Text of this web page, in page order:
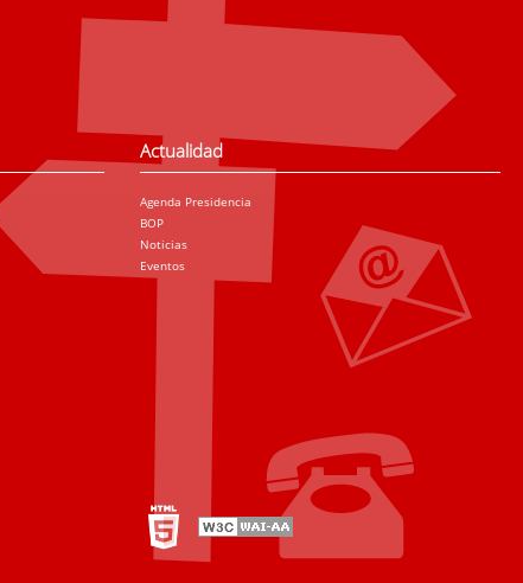
Actualidad
Agenda Presidencia
BOP
Noticias
Eventos